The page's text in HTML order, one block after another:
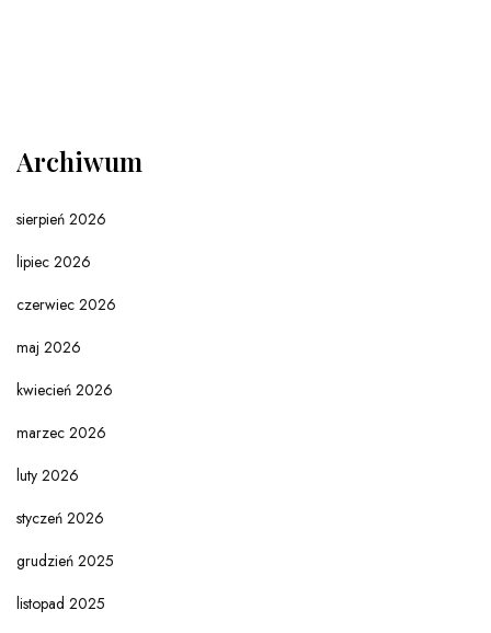
Archiwum
sierpień 2026
lipiec 2026
czerwiec 2026
maj 2026
kwiecień 2026
marzec 2026
luty 2026
styczeń 2026
grudzień 2025
listopad 2025